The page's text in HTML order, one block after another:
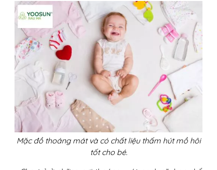
Mặc đồ thoáng mát và có chất liệu thấm hút mồ hôi
tốt cho bé.